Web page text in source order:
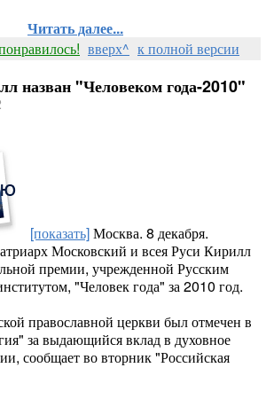
Читать далее...
вверх^ к полной версии
назван "Человеком года-2010"
[показать]Москва. 8 декабря.
Московский и всея Руси Кирилл
премии, учрежденной Русским
"Человек года" за 2010 год.
православной церкви был отмечен в
за выдающийся вклад в духовное
сообщает во вторник "Российская